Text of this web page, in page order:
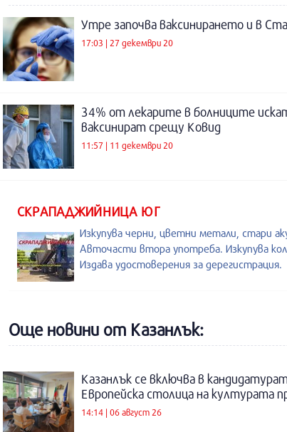
Утре започва ваксинирането и в
17:03 | 27 декември 20
34% от лекарите в болниците
ваксинират срещу Ковид
11:57 | 11 декември 20
СКРАПАДЖИЙНИЦА ЮГ
Изкупува черни, цветни метали, стари
Авточасти втора употреба. Изкупува
Издава удостоверения за дерегистрация.
Още новини от Казанлък:
Казанлък се включва в
Европейска столица на културата
14:14 | 06 август 26